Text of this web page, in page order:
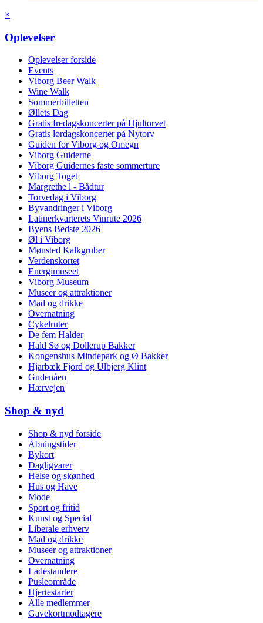
×
Oplevelser
Oplevelser forside
Events
Viborg Beer Walk
Wine Walk
Sommerbilletten
Øllets Dag
Gratis fredagskoncerter på Hjultorvet
Gratis lørdagskoncerter på Nytorv
Guiden for Viborg og Omegn
Viborg Guiderne
Viborg Guidernes faste sommerture
Viborg Toget
Margrethe l - Bådtur
Torvedag i Viborg
Byvandringer i Viborg
Latinerkvarterets Vinrute 2026
Byens Bedste 2026
Øl i Viborg
Mønsted Kalkgruber
Verdenskortet
Energimuseet
Viborg Museum
Museer og attraktioner
Mad og drikke
Overnatning
Cykelruter
De fem Halder
Hald Sø og Dollerup Bakker
Kongenshus Mindepark og Ø Bakker
Hjarbæk Fjord og Ulbjerg Klint
Gudenåen
Hærvejen
Shop & nyd
Shop & nyd forside
Åbningstider
Bykort
Dagligvarer
Helse og skønhed
Hus og Have
Mode
Sport og fritid
Kunst og Special
Liberale erhverv
Mad og drikke
Museer og attraktioner
Overnatning
Ladestandere
Pusleområde
Hjertestarter
Alle medlemmer
Gavekortmodtagere